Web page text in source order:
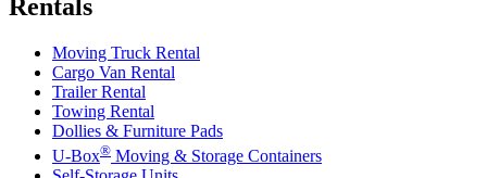
Rentals
Moving Truck Rental
Cargo Van Rental
Trailer Rental
Towing Rental
Dollies & Furniture Pads
U-Box® Moving & Storage Containers